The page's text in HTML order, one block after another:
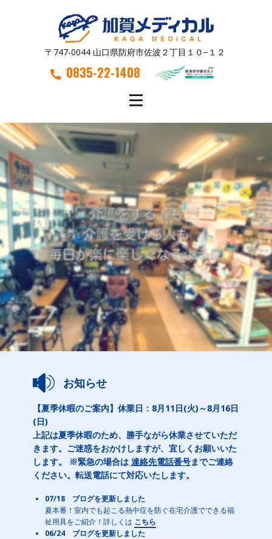
〒747-0044 山口県防府市佐波２丁目１０−１２
0835-22-1408
お知らせ
【夏季休暇のご案内】休業日：8月11日(火)～8月16日
(日)
上記は夏季休暇のため、勝手ながら休業させていただ
きます。ご迷惑をおかけしますが、宜しくお願いいた
します。 ※緊急の場合は 連絡先電話番号までご連絡
ください。転送電話にて対応いたします。
07/18 ブログを更新しました
夏本番！室内でも起こる熱中症を防ぐ在宅介護でできる福
祉用具をご紹介！詳しくは こちら
06/24 ブログを更新しました